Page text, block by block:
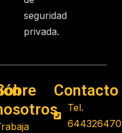
seguridad
privada.
Contacto
Tel.
644326470